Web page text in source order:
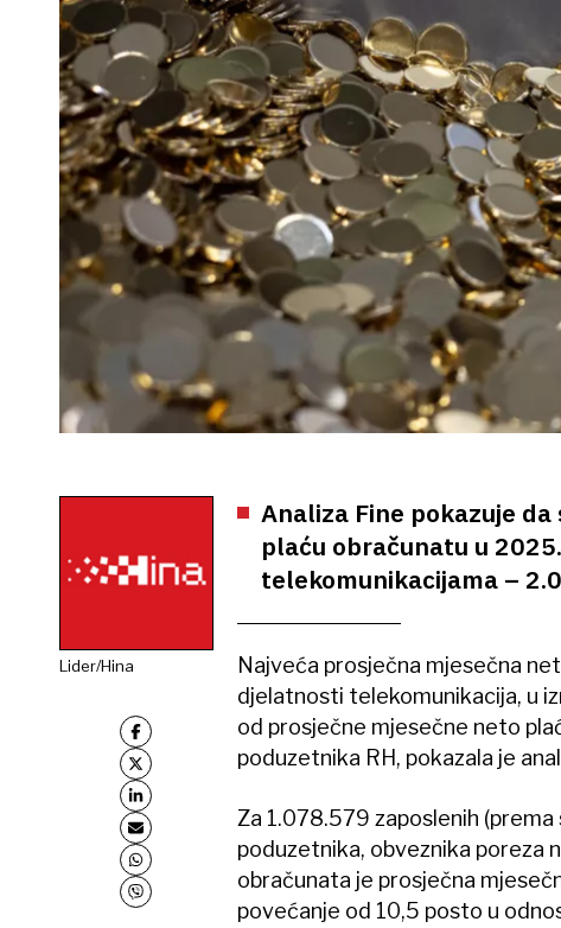
Lider/Hina
Analiza Fine pokazuje
plaću obračunatu u
telekomunikacijama –
Najveća prosječna mjesečna
djelatnosti telekomunikacija, u
od prosječne mjesečne neto
poduzetnika RH, pokazala je
Za 1.078.579 zaposlenih
poduzetnika, obveznika poreza
obračunata je prosječna
povećanje od 10,5 posto u